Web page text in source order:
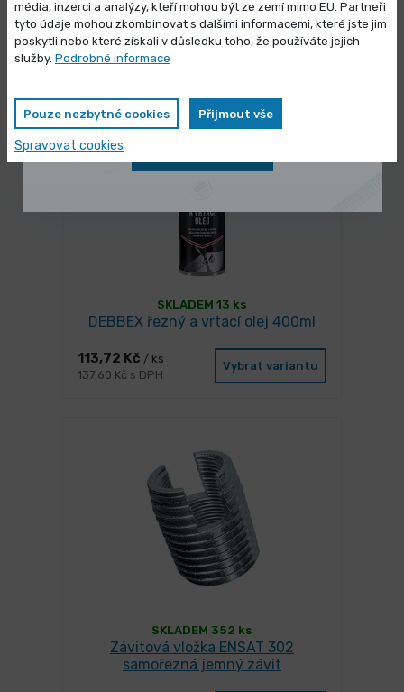
87,84 Kč
106,28 Kč s DPH
Vybrat variantu
SKLADEM 13 ks
DEBBEX řezný a vrtací olej 400ml
113,72 Kč / ks
137,60 Kč s DPH
Vybrat variantu
SKLADEM 352 ks
Závitová vložka ENSAT 302
samořezná jemný závit
média, inzerci a analýzy, kteří mohou být ze zemí mimo EU. Partneři
tyto údaje mohou zkombinovat s dalšími informacemi, které jste jim
poskytli nebo které získali v důsledku toho, že používáte jejich
služby. Podrobné informace
Pouze nezbytné cookies Přijmout vše
Spravovat cookies
Výprodej skladových zásob
Vybrané produkty nyní pořídíte za